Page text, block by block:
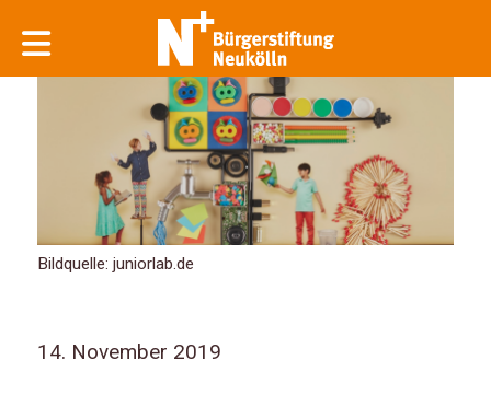
Bildquelle: juniorlab.de
14. November 2019